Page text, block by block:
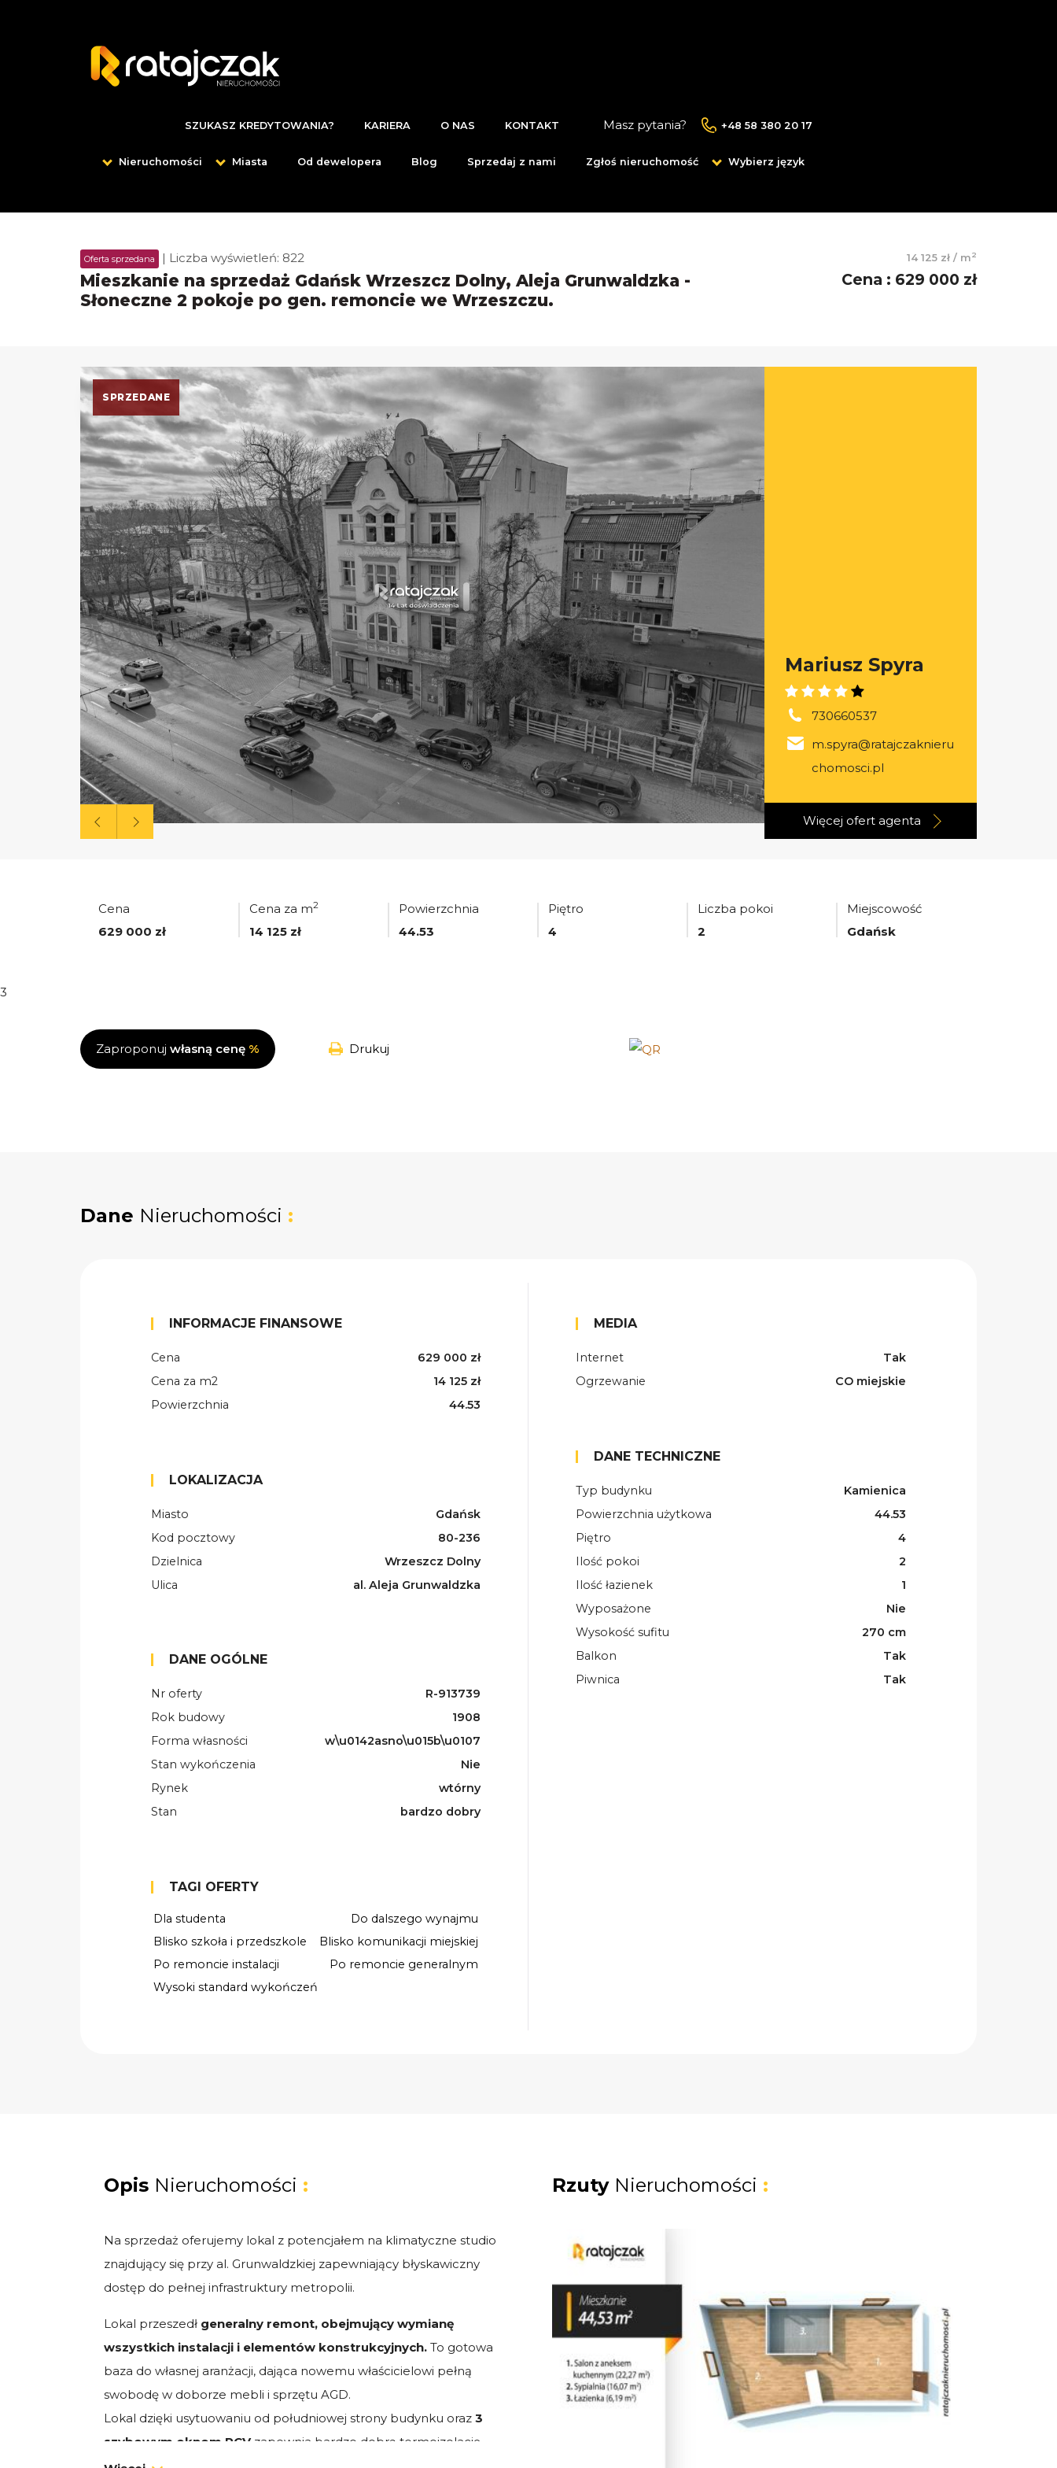
Masz pytania? +48 58 380 20 17
SZUKASZ KREDYTOWANIA? KARIERA O NAS KONTAKT
Nieruchomości Miasta Od dewelopera Blog Sprzedaj z nami Zgłoś nieruchomość Wybierz język
Oferta sprzedana | Liczba wyświetleń: 822
Mieszkanie na sprzedaż Gdańsk Wrzeszcz Dolny, Aleja Grunwaldzka -
Słoneczne 2 pokoje po gen. remoncie we Wrzeszczu.
14 125 zł / m2
Cena : 629 000 zł
SPRZEDANE
Mariusz Spyra
730660537
m.spyra@ratajczaknieru
chomosci.pl
Więcej ofert agenta
Cena
629 000 zł
Cena za m2
14 125 zł
Powierzchnia
44.53
Piętro
4
Liczba pokoi
2
Miejscowość
Gdańsk
3
Zaproponuj własną cenę % Drukuj
Dane Nieruchomości :
INFORMACJE FINANSOWE
Cena
629 000 zł
Cena za m2
14 125 zł
Powierzchnia
44.53
LOKALIZACJA
Miasto
Gdańsk
Kod pocztowy
80-236
Dzielnica
Wrzeszcz Dolny
Ulica
al. Aleja Grunwaldzka
DANE OGÓLNE
Nr oferty
R-913739
Rok budowy
1908
Forma własności
w\u0142asno\u015b\u0107
Stan wykończenia
Nie
Rynek
wtórny
Stan
bardzo dobry
TAGI OFERTY
Dla studenta
Do dalszego wynajmu
Blisko szkoła i przedszkole
Blisko komunikacji miejskiej
Po remoncie instalacji
Po remoncie generalnym
Wysoki standard wykończeń
MEDIA
Internet
Tak
Ogrzewanie
CO miejskie
DANE TECHNICZNE
Typ budynku
Kamienica
Powierzchnia użytkowa
44.53
Piętro
4
Ilość pokoi
2
Ilość łazienek
1
Wyposażone
Nie
Wysokość sufitu
270 cm
Balkon
Tak
Piwnica
Tak
Opis Nieruchomości :
Na sprzedaż oferujemy lokal z potencjałem na klimatyczne studio
znajdujący się przy al. Grunwaldzkiej zapewniający błyskawiczny
dostęp do pełnej infrastruktury metropolii.
Lokal przeszedł generalny remont, obejmujący wymianę
wszystkich instalacji i elementów konstrukcyjnych. To gotowa
baza do własnej aranżacji, dająca nowemu właścicielowi pełną
swobodę w doborze mebli i sprzętu AGD.
Lokal dzięki usytuowaniu od południowej strony budynku oraz 3
szybowym oknom PCVzapewnia bardzo dobrą termoizolację,
wyjątkowe nasłonecznienie oraz ciszę i prywatność od miejskiego
Rzuty Nieruchomości :